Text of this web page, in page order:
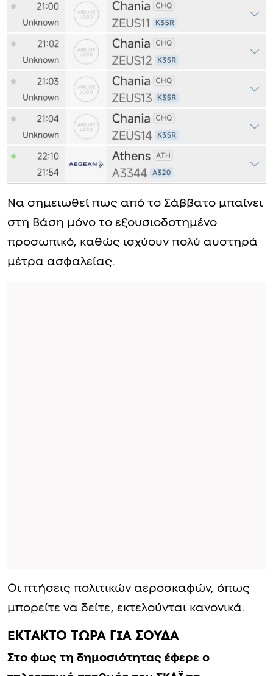
Να σημειωθεί πως από το Σάββατο μπαίνει
στη Βάση μόνο το εξουσιοδοτημένο
προσωπικό, καθώς ισχύουν πολύ αυστηρά
μέτρα ασφαλείας.
Οι πτήσεις πολιτικών αεροσκαφών, όπως
μπορείτε να δείτε, εκτελούνται κανονικά.
ΕΚΤΑΚΤΟ ΤΩΡΑ ΓΙΑ ΣΟΥΔΑ
Στο φως τη δημοσιότητας έφερε ο